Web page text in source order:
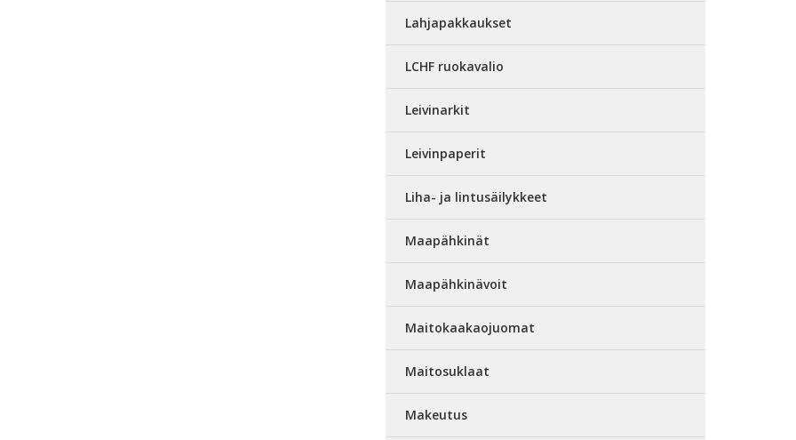
Lahjapakkaukset
LCHF ruokavalio
Leivinarkit
Leivinpaperit
Liha- ja lintusäilykkeet
Maapähkinät
Maapähkinävoit
Maitokaakaojuomat
Maitosuklaat
Makeutus